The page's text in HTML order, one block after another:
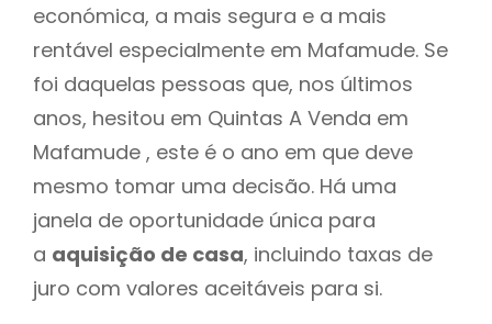
económica, a mais segura e a mais
rentável especialmente em Mafamude. Se
foi daquelas pessoas que, nos últimos
anos, hesitou em Quintas A Venda em
Mafamude , este é o ano em que deve
mesmo tomar uma decisão. Há uma
janela de oportunidade única para
a aquisição de casa, incluindo taxas de
juro com valores aceitáveis para si.